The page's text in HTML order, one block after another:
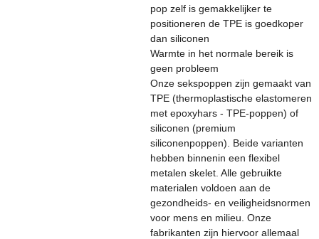
pop zelf is gemakkelijker te
positioneren de TPE is goedkoper
dan siliconen
Warmte in het normale bereik is
geen probleem
Onze sekspoppen zijn gemaakt van
TPE (thermoplastische elastomeren
met epoxyhars - TPE-poppen) of
siliconen (premium
siliconenpoppen). Beide varianten
hebben binnenin een flexibel
metalen skelet. Alle gebruikte
materialen voldoen aan de
gezondheids- en veiligheidsnormen
voor mens en milieu. Onze
fabrikanten zijn hiervoor allemaal